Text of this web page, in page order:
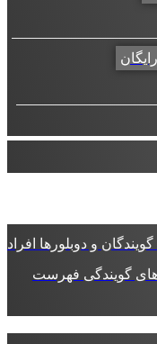
گویندگان و دوبلورها افراد
گویندگی فهرست